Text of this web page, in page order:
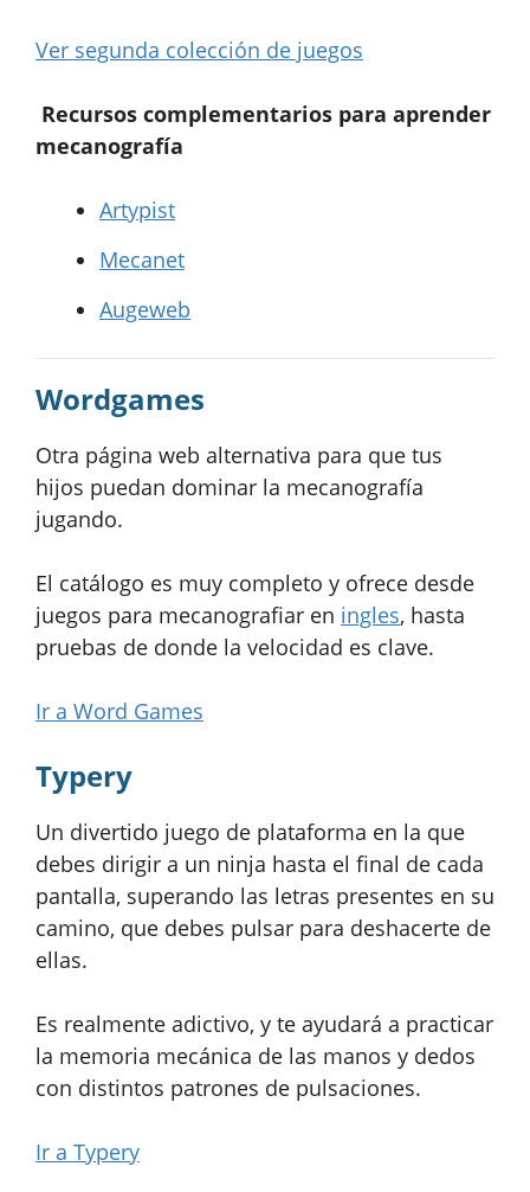
Ver segunda colección de juegos
Recursos complementarios para aprender
mecanografía
Artypist
Mecanet
Augeweb
Wordgames
Otra página web alternativa para que tus
hijos puedan dominar la mecanografía
jugando.
El catálogo es muy completo y ofrece desde
juegos para mecanografiar en ingles, hasta
pruebas de donde la velocidad es clave.
Ir a Word Games
Typery
Un divertido juego de plataforma en la que
debes dirigir a un ninja hasta el final de cada
pantalla, superando las letras presentes en su
camino, que debes pulsar para deshacerte de
ellas.
Es realmente adictivo, y te ayudará a practicar
la memoria mecánica de las manos y dedos
con distintos patrones de pulsaciones.
Ir a Typery